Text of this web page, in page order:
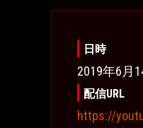
日時
2019年6月
配信URL
https://